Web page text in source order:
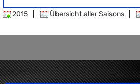
2015 Übersicht aller Saisons